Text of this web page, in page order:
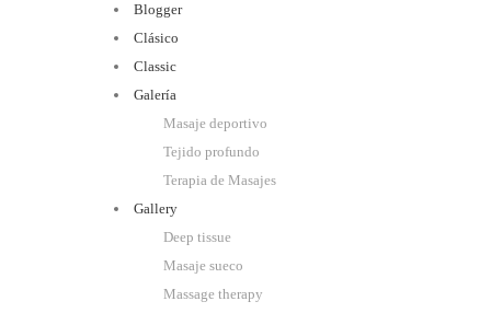
Blogger
Clásico
Classic
Galería
Masaje deportivo
Tejido profundo
Terapia de Masajes
Gallery
Deep tissue
Masaje sueco
Massage therapy